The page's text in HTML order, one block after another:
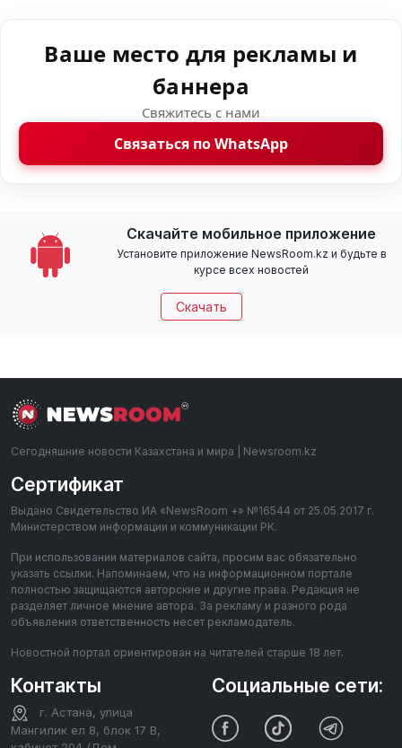
Ваше место для рекламы и
баннера
Свяжитесь с нами
Связаться по WhatsApp
Скачайте мобильное приложение
Установите приложение NewsRoom.kz и будьте в
курсе всех новостей
Скачать
Сегодняшние новости Казахстана и мира | Newsroom.kz
Сертификат
Выдано Свидетельство ИА «NewsRoom +» №16544 от 25.05.2017 г.
Министерством информации и коммуникации РК.
При использовании материалов сайта, просим вас обязательно
указать ссылки. Напоминаем, что на информационном портале
полностью защищаются авторские и другие права. Редакция не
разделяет личное мнение автора. За рекламу и разного рода
объявления ответственность несет рекламодатель.
Новостной портал ориентирован на читателей старше 18 лет.
Контакты
г. Астана, улица
Мангилик ел 8, блок 17 В,
Социальные сети: